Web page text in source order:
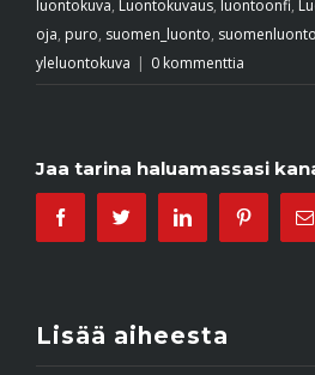
luontokuva, Luontokuvaus, luontoonfi,
oja, puro, suomen_luonto, suomenluonto
yleluontokuva | 0 kommenttia
Jaa tarina haluamassasi
FacebookTwitter Linkedin Pinterest
Lisää aiheesta